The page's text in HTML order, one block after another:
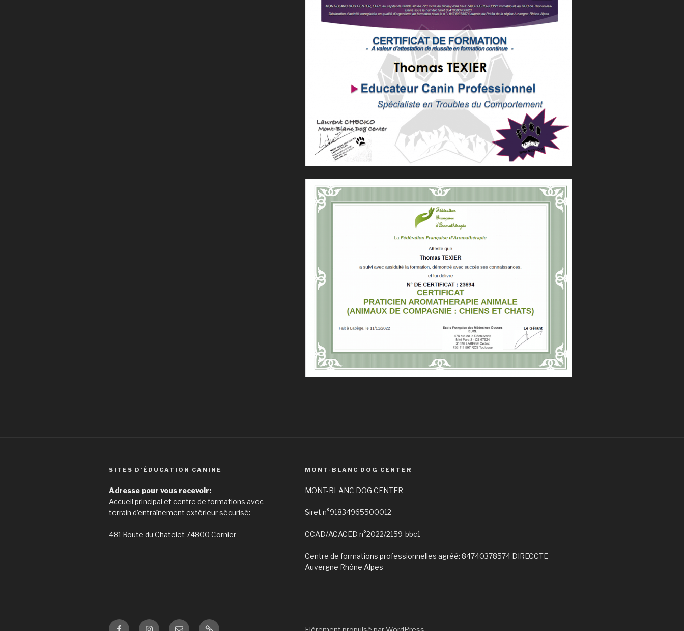
SITES D’ÉDUCATION CANINE
Adresse pour vous recevoir:
Accueil principal et centre de formations avec
terrain d’entraînement extérieur sécurisé:
481 Route du Chatelet 74800 Cornier
MONT-BLANC DOG CENTER
MONT-BLANC DOG CENTER
Siret n°91834965500012
CCAD/ACACED n°2022/2159-bbc1
Centre de formations professionnelles agréé: 84740378574 DIRECCTE
Auvergne Rhône Alpes
FacebookInstagram
E- Conditions